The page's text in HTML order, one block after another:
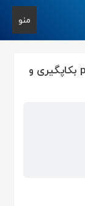
منو
دانلود paragon drive copy 10.1.25.779 بکاپگیری و